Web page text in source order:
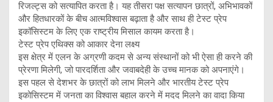
रिजल्ट्स को सत्यापित करता है। यह तीसरा पक्ष सत्यापन छात्रों, अभिभावकों
और हितधारकों के बीच आत्मविश्वास बढ़ाता है और साथ ही टेस्ट प्रेप
इकॉसिस्टम के लिए एक राष्ट्रीय मिसाल कायम करता है।
टेस्ट प्रेप एथिक्स को आकार देना लक्ष्य
इस क्षेत्र में एलन के अग्रणी कदम से अन्य संस्थानों को भी ऐसा ही करने की
प्रेरणा मिलेगी, जो पारदर्शिता और जवाबदेही के उच्च मानक को अपनाएंगे।
इस पहल से देशभर के छात्रों को लाभ मिलने और भारतीय टेस्ट प्रेप
इकोसिस्टम में जनता का विश्वास बहाल करने में मदद मिलने का वादा किया